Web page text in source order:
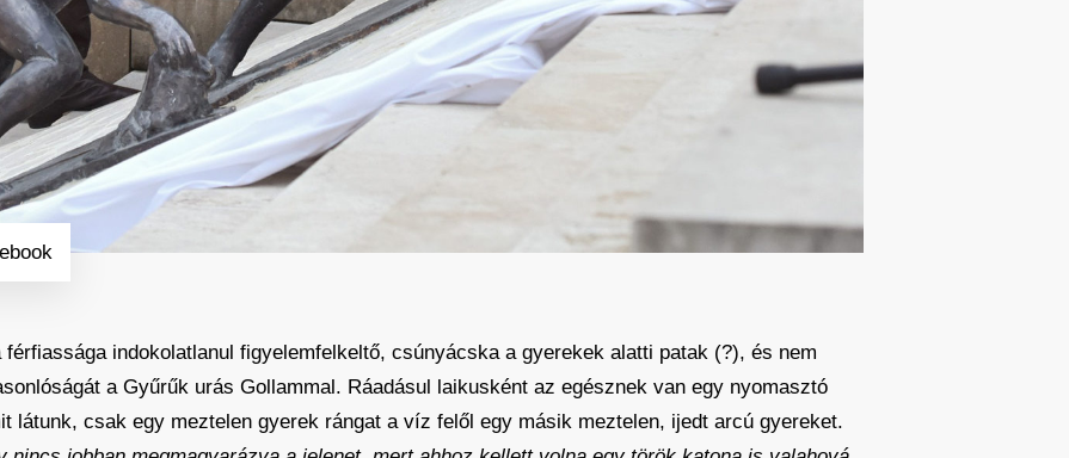
indokolatlanul figyelemfelkeltő, csúnyácska a gyerekek alatti patak (?), és nem
a Gyűrűk urás Gollammal. Ráadásul laikusként az egésznek van egy nyomasztó
látunk, csak egy meztelen gyerek rángat a víz felől egy másik meztelen, ijedt arcú gyereket.